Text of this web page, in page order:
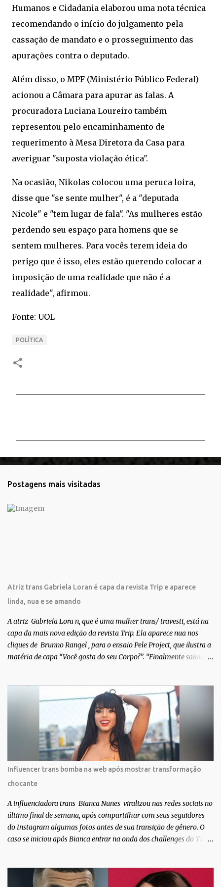
Humanos e Cidadania elaborou uma nota técnica
recomendando o início do julgamento pela
cassação de mandato e o prosseguimento das
apurações contra o deputado.
Além disso, o MPF (Ministério Público Federal)
acionou a Câmara para apurar as falas. A
procuradora Luciana Loureiro também
representou pelo encaminhamento de
requerimento à Mesa Diretora da Casa para
averiguar "suposta violação ética".
Na ocasião, Nikolas colocou uma peruca loira,
disse que "se sente mulher", é a "deputada
Nicole" e "tem lugar de fala". "As mulheres estão
perdendo seu espaço para homens que se
sentem mulheres. Para vocês terem ideia do
perigo que é isso, eles estão querendo colocar a
imposição de uma realidade que não é a
realidade", afirmou.
Fonte: UOL
POLÍTICA
n
r
Postagens mais visitadas
Atriz trans Gabriela Loran é capa da revista Trip e aparece
linda, nua e se amando
A atriz Gabriela Lora n, que é uma mulher trans/ travesti, está na
capa da mais nova edição da revista Trip. Ela aparece nua nos
cliques de Brunno Rangel , para o ensaio Pele Project, que ilustra a
matéria de capa “Você gosta do seu Corpo?”. “Finalmente saiuuu!!!
convidarem para esse projeto incrível, que fala acima de tudo
sobre amor. Todo carinho do mundo para a Dri da Trip que foi a
ponte disso tudo”, escreveu Gabriela. Gabriela classificou a capa
como linda e a matéria que envolvem 180 histórias (e corpos nus)
de gente que se apaixonou pela própria pele – como
extraordinária. O Pele Projetc tem como objetivo fotografar e
expor uma diversidade de corpos nus, ressaltando a beleza das
especificidades físicas. A atriz se tornou nacionalmente conhecida
após fazer uma participação especial na novela teen Malhação, da
TV Globo. Na trama, ela inte...
Influencer trans bomba na web após mostrar transformação
chocante
A influenciadora trans Bianca Nunes viralizou nas redes sociais no
último final de semana, após compartilhar com seus seguidores
do Instagram algumas fotos antes de sua transição de gênero. O
caso se iniciou após Bianca entrar na onda dos challenges do Tik
Bianca aparece ainda muito jovem e usando roupas masculinas,